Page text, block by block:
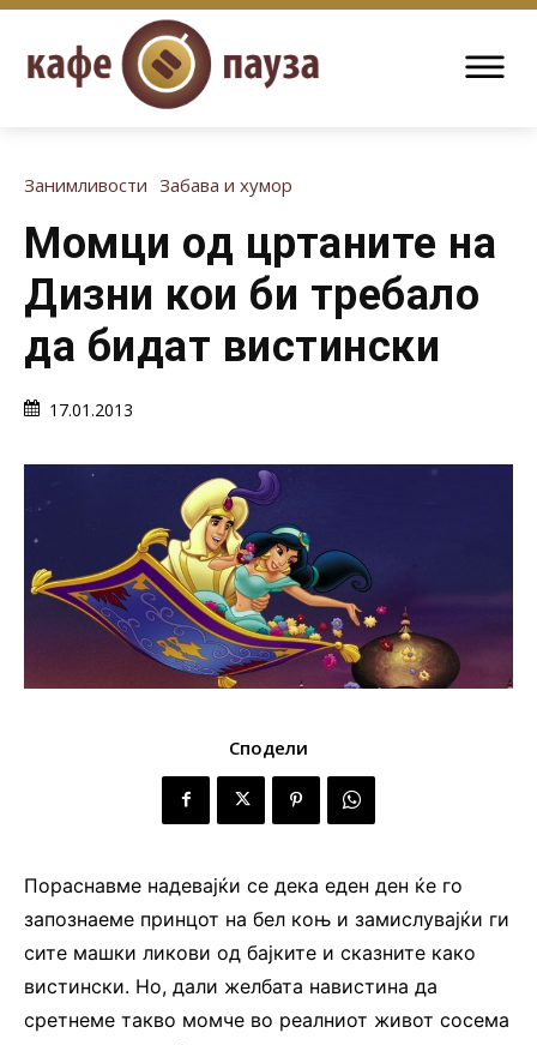
Занимливости Забава и хумор
Момци од цртаните на
Дизни кои би требало
да бидат вистински
17.01.2013
Сподели
Пораснавме надевајќи се дека еден ден ќе го
запознаеме принцот на бел коњ и замислувајќи ги
сите машки ликови од бајките и сказните како
вистински. Но, дали желбата навистина да
сретнеме такво момче во реалниот живот сосема